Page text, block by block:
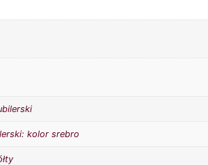
kolor srebro